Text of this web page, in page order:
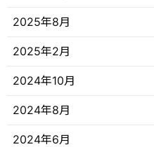
2025年8月
2025年2月
2024年10月
2024年8月
2024年6月